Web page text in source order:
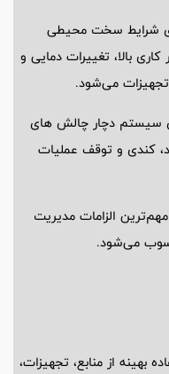
شرایط سخت محیطی
بالا، تغییرات دمایی و
می‌شود.
سیستم دچار چالش های
کندی و توقف عملیات
الزامات مدیریت
می‌شود.
بهینه از منابع، تجهیزات،